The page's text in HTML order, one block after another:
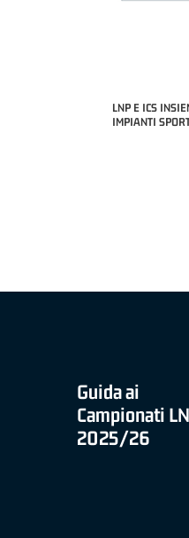
LNP E ICS
IMPIANTI
Guida ai
Campionati
2025/26